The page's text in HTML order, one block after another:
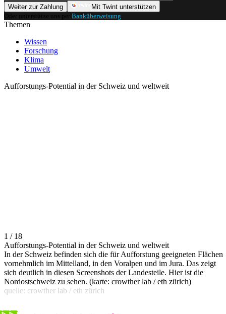
Weiter zur Zahlung
Mit Twint unterstützen
Oder unterstütze uns per Banküberweisung
Themen
Wissen
Forschung
Klima
Umwelt
Aufforstungs-Potential in der Schweiz und weltweit
1 / 18
Aufforstungs-Potential in der Schweiz und weltweit
In der Schweiz befinden sich die für Aufforstung geeigneten Flächen
vornehmlich im Mittelland, in den Voralpen und im Jura. Das zeigt
sich deutlich in diesen Screenshots der Landesteile. Hier ist die
Nordostschweiz zu sehen. (karte: crowther lab / eth zürich)
quelle: crowther lab / eth zürich